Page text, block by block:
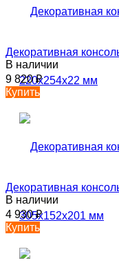
Декоративная
В наличии
9 820₽
Купить
Декоративная
В наличии
4 930₽
Купить